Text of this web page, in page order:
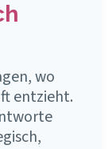
wo
entzieht.